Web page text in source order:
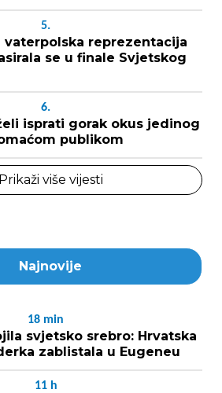
5.
vaterpolska reprezentacija
se u finale Svjetskog
6.
isprati gorak okus jedinog
publikom
Prikaži više vijesti
Najnovije
18 min
svjetsko srebro: Hrvatska
zablistala u Eugeneu
11 h